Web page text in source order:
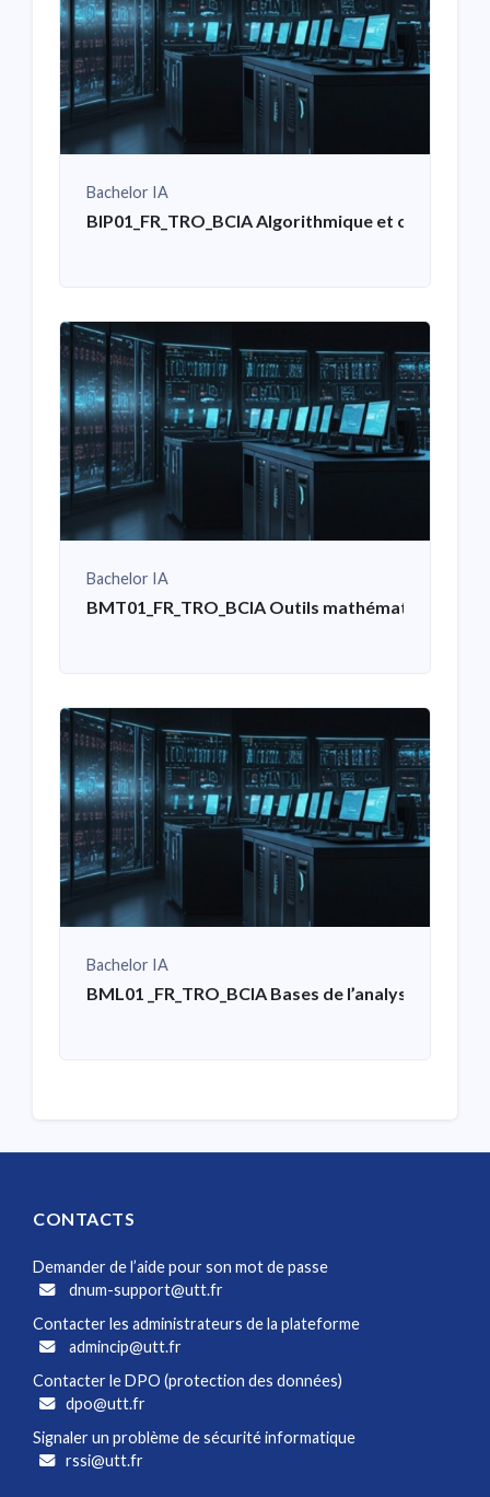
Bachelor IA
BIP01_FR_TRO_BCIA Algorithmique et codage en
Bachelor IA
BMT01_FR_TRO_BCIA Outils mathématiques
Bachelor IA
BML01 _FR_TRO_BCIA Bases de l’analyse de
CONTACTS
Demander de l’aide pour son mot de passe
dnum-support@utt.fr
Contacter les administrateurs de la plateforme
admincip@utt.fr
Contacter le DPO (protection des données)
dpo@utt.fr
Signaler un problème de sécurité informatique
rssi@utt.fr